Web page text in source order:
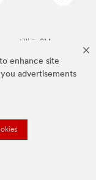
enhance site
advertisements
som tillhör 3M.